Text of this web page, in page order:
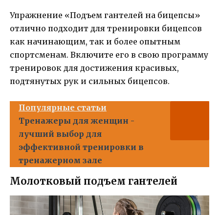
Упражнение «Подъем гантелей на бицепсы»
отлично подходит для тренировки бицепсов
как начинающим, так и более опытным
спортсменам. Включите его в свою программу
тренировок для достижения красивых,
подтянутых рук и сильных бицепсов.
Популярные статьи
Тренажеры для женщин -
лучший выбор для
эффективной тренировки в
тренажерном зале
Молотковый подъем гантелей